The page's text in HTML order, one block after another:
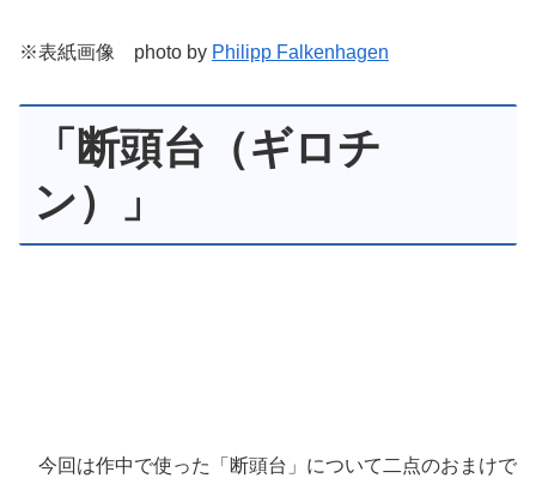
※表紙画像 photo by Philipp Falkenhagen
「断頭台（ギロチ
ン）」
今回は作中で使った「断頭台」について二点のおまけで